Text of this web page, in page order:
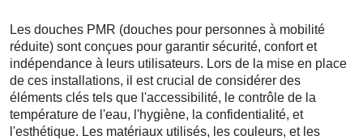
Les douches PMR (douches pour personnes à mobilité
réduite) sont conçues pour garantir sécurité, confort et
indépendance à leurs utilisateurs. Lors de la mise en place
de ces installations, il est crucial de considérer des
éléments clés tels que l'accessibilité, le contrôle de la
température de l'eau, l'hygiène, la confidentialité, et
l'esthétique. Les matériaux utilisés, les couleurs, et les